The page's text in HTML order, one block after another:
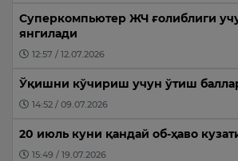
Суперкомпьютер ЖЧ ғолиблиги
янгилади
12:57 / 12.07.2026
Ўқишни кўчириш учун ўтиш
14:52 / 09.07.2026
20 июль куни қандай об-ҳаво
15:49 / 19.07.2026